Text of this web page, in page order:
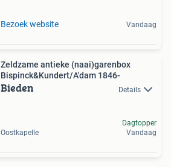
Bezoek website Vandaag
Zeldzame antieke (naai)garenbox
Bispinck&Kundert/A'dam 1846-
Bieden Details
Oostkapelle
Dagtopper
Vandaag